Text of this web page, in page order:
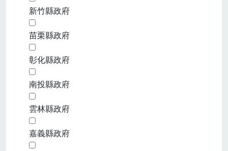
新竹縣政府
苗栗縣政府
彰化縣政府
南投縣政府
雲林縣政府
嘉義縣政府